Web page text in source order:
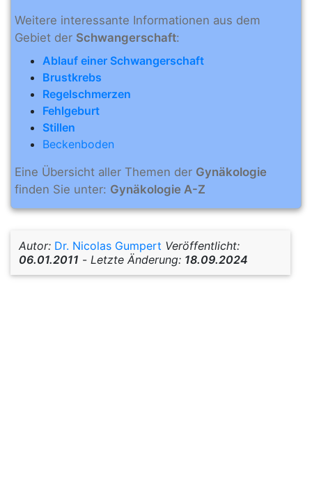
Weitere interessante Informationen aus dem
Gebiet der Schwangerschaft:
Ablauf einer Schwangerschaft
Brustkrebs
Regelschmerzen
Fehlgeburt
Stillen
Beckenboden
Eine Übersicht aller Themen der Gynäkologie
finden Sie unter: Gynäkologie A-Z
Autor: Dr. Nicolas Gumpert Veröffentlicht:
06.01.2011 - Letzte Änderung: 18.09.2024